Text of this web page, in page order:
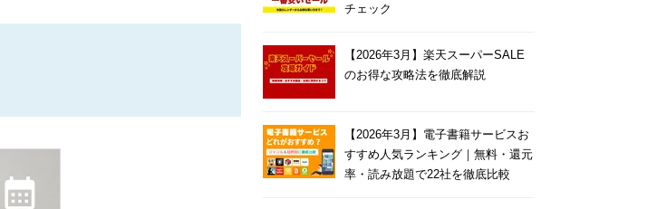
チェック
【2026年3月】楽天スーパーSALE
のお得な攻略法を徹底解説
【2026年3月】電子書籍サービスお
すすめ人気ランキング｜無料・還元
率・読み放題で22社を徹底比較